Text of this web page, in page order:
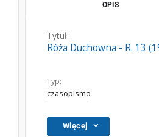
OPIS
Tytuł:
Róża Duchowna - R. 13
Typ:
czasopismo
Więcej